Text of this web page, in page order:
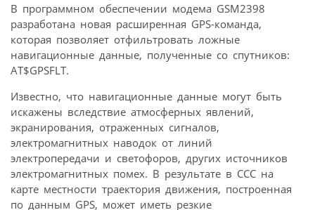
В программном обеспечении модема GSM2398
разработана новая расширенная GPS-команда,
которая позволяет отфильтровать ложные
навигационные данные, полученные со спутников:
AT$GPSFLT.
Известно, что навигационные данные могут быть
искажены вследствие атмосферных явлений,
экранирования, отраженных сигналов,
электромагнитных наводок от линий
электропередачи и светофоров, других источников
электромагнитных помех. В результате в ССС на
карте местности траектория движения, построенная
по данным GPS, может иметь резкие